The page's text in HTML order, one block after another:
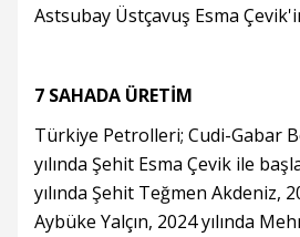
Astsubay Üstçavuş Esma
7 SAHADA ÜRETİM
Türkiye Petrolleri; Cudi-Gabar
yılında Şehit Esma Çevik ile
yılında Şehit Teğmen Akdeniz,
Aybüke Yalçın, 2024 yılında